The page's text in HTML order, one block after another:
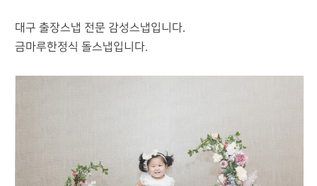
대구 출장스냅 전문 감성스냅입니다.
금마루한정식 돌스냅입니다.